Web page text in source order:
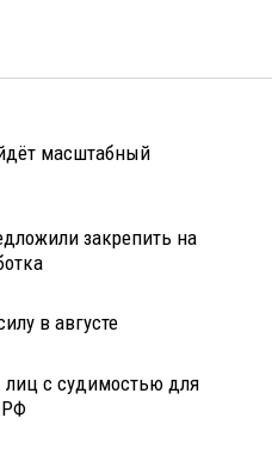
масштабный
закрепить на
в августе
лиц с судимостью для
РФ